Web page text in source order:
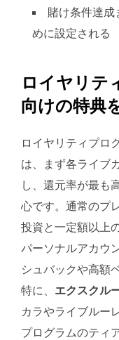
賭け条件達
めに設定される
ロイヤリテ
向けの特典
ロイヤリティプロ
は、まず各ライブ
し、還元率が最も
心です。通常のプ
投資と一定額以上
パーソナルアカウ
シュバックや高額
特に、 エクスクル
カラやライブルー
プログラムのティ